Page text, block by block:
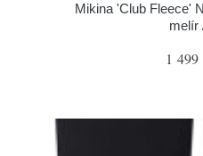
Mikina 'Club Fleece'
melír
1